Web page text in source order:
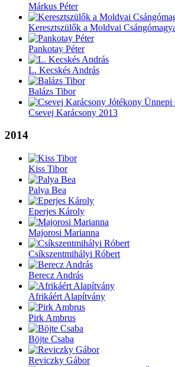
Márkus Péter
Keresztszülők a Moldvai
Pankotay Péter
L. Kecskés András
Balázs Tibor
Csevej Karácsony 2013
2014
Kiss Tibor
Palya Bea
Eperjes Károly
Majorosi Marianna
Csíkszentmihályi Róbert
Berecz András
Afrikáért Alapítvány
Pirk Ambrus
Böjte Csaba
Reviczky Gábor